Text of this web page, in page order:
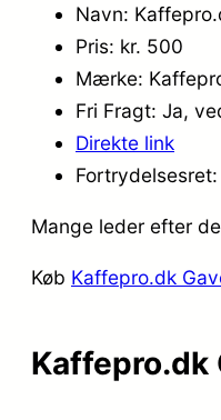
Navn:
Pris: kr. 500
Mærke:
Fri Fragt: Ja,
Direkte link
Mange leder efter
Køb Kaffepro.dk
Kaffepro.dk